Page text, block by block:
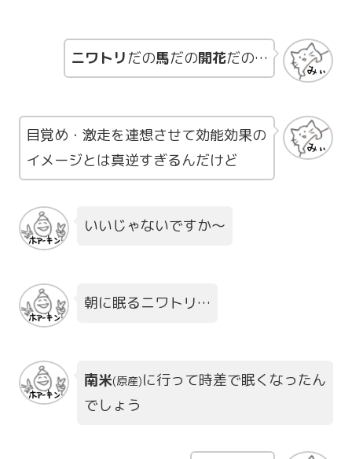
ニワトリだの馬だの開花だの…
目覚め・激走を連想させて効能効果の
イメージとは真逆すぎるんだけど
いいじゃないですか～
朝に眠るニワトリ…
南米(原産)に行って時差で眠くなったん
でしょう